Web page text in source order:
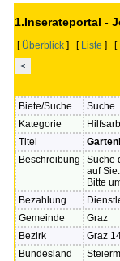
1.Inserateportal -
[ Überblick ] [ Liste ] [
<
Biete/Suche
Suche
Kategorie
Titel
Beschreibung
Suche
auf Sie.
Bitte
Bezahlung
Gemeinde
Graz
Bezirk
Graz
Bundesland